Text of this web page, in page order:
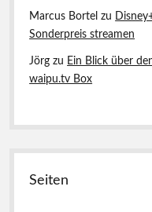
Marcus Bortel zu
Sonderpreis streamen
Jörg zu Ein Blick über
waipu.tv Box
Seiten